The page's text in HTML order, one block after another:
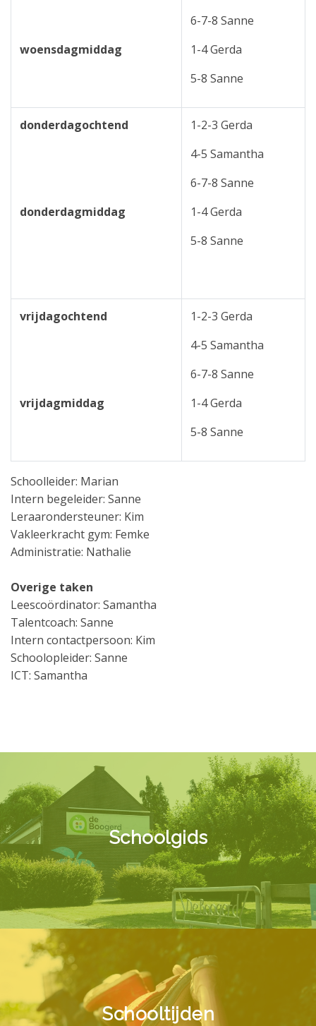
woensdagmiddag
6-7-8 Sanne
1-4 Gerda
5-8 Sanne
donderdagochtend
donderdagmiddag
1-2-3 Gerda
4-5 Samantha
6-7-8 Sanne
1-4 Gerda
5-8 Sanne
vrijdagochtend
vrijdagmiddag
1-2-3 Gerda
4-5 Samantha
6-7-8 Sanne
1-4 Gerda
5-8 Sanne
Schoolleider: Marian
Intern begeleider: Sanne
Leraarondersteuner: Kim
Vakleerkracht gym: Femke
Administratie: Nathalie
Overige taken
Leescoördinator: Samantha
Talentcoach: Sanne
Intern contactpersoon: Kim
Schoolopleider: Sanne
ICT: Samantha
Schoolgids
Schooltijden